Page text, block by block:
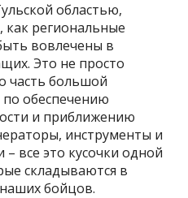
областью,
как региональные
вовлечены в
Это не просто
часть большой
по обеспечению
и приближению
инструменты и
все это кусочки одной
складываются в
бойцов.